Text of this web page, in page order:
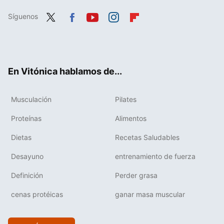
Síguenos
En Vitónica hablamos de...
Musculación Pilates
Proteínas Alimentos
Dietas Recetas Saludables
Desayuno entrenamiento de fuerza
Definición Perder grasa
cenas protéicas ganar masa muscular